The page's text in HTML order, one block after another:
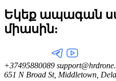
Եկեք ապագան
միասին:
+37495880089
651 N Broad St, Middletown,